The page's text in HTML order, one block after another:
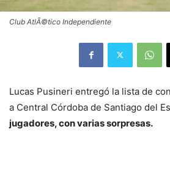
Club AtlÃ©tico Independiente
Lucas Pusineri entregó la lista de
a Central Córdoba de Santiago del
jugadores, con varias sorpresas.